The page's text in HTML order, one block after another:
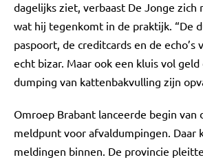
dagelijks ziet, verbaast De Jonge zich
wat hij tegenkomt in de praktijk. “De
paspoort, de creditcards en de echo’s
echt bizar. Maar ook een kluis vol
dumping van kattenbakvulling zijn
Omroep Brabant lanceerde begin van
meldpunt voor afvaldumpingen. Daar
meldingen binnen. De provincie